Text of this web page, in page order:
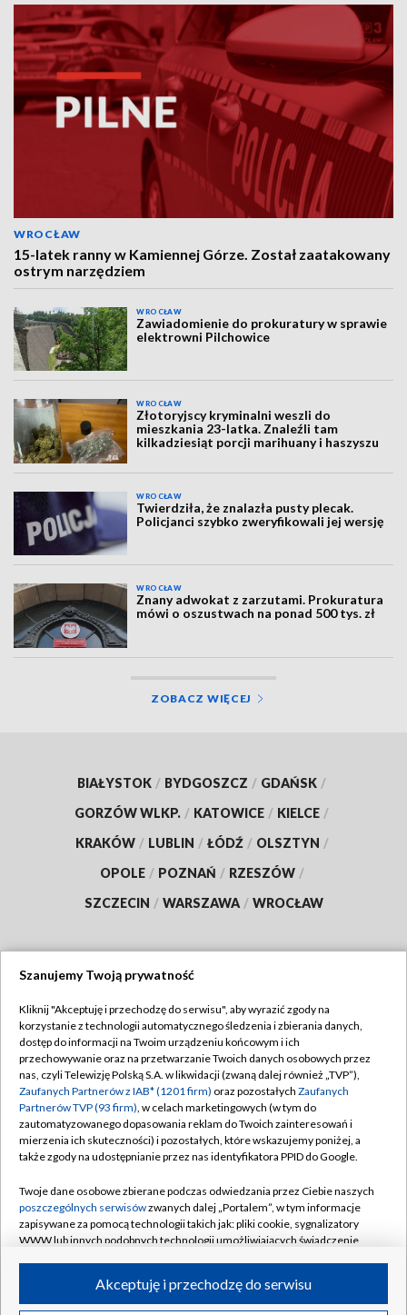
WROCŁAW
15-latek ranny w Kamiennej Górze. Został zaatakowany
ostrym narzędziem
WROCŁAW
Zawiadomienie do prokuratury w sprawie
elektrowni Pilchowice
WROCŁAW
Złotoryjscy kryminalni weszli do
mieszkania 23-latka. Znaleźli tam
kilkadziesiąt porcji marihuany i haszyszu
WROCŁAW
Twierdziła, że znalazła pusty plecak.
Policjanci szybko zweryfikowali jej wersję
WROCŁAW
Znany adwokat z zarzutami. Prokuratura
mówi o oszustwach na ponad 500 tys. zł
ZOBACZ WIĘCEJ
BIAŁYSTOK / BYDGOSZCZ / GDAŃSK /
GORZÓW WLKP. / KATOWICE / KIELCE /
KRAKÓW / LUBLIN / ŁÓDŹ / OLSZTYN /
OPOLE / POZNAŃ / RZESZÓW /
SZCZECIN / WARSZAWA / WROCŁAW
TVP
Abonament TVP
Emisja w TVP
Centrum informacji TVP
Naziemna Telewizja Cyfrowa
Rada Programowa
System NOS
Informacje o nadawcy
Program dla prasy
Regulamin TVP
Polityka prywatności
Moje zgody
Pomoc
Kontakt
Kanały
©2026 Telewizja Polska S.A. w likwidacji
Szanujemy Twoją prywatność
Kliknij "Akceptuję i przechodzę do serwisu", aby wyrazić zgody na
korzystanie z technologii automatycznego śledzenia i zbierania danych,
dostęp do informacji na Twoim urządzeniu końcowym i ich
przechowywanie oraz na przetwarzanie Twoich danych osobowych przez
nas, czyli Telewizję Polską S.A. w likwidacji (zwaną dalej również „TVP”),
Zaufanych Partnerów z IAB* (1201 firm) oraz pozostałych Zaufanych
Partnerów TVP (93 firm), w celach marketingowych (w tym do
zautomatyzowanego dopasowania reklam do Twoich zainteresowań i
mierzenia ich skuteczności) i pozostałych, które wskazujemy poniżej, a
także zgody na udostępnianie przez nas identyfikatora PPID do Google.
Twoje dane osobowe zbierane podczas odwiedzania przez Ciebie naszych
poszczególnych serwisówzwanych dalej „Portalem”, w tym informacje
zapisywane za pomocą technologii takich jak: pliki cookie, sygnalizatory
WWW lub innych podobnych technologii umożliwiających świadczenie
ruchu w Internecie.Akceptuję i przechodzę do serwisu